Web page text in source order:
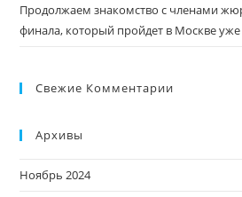
Продолжаем знакомство с членами
финала, который пройдет в Москве уже
Свежие Комментарии
Архивы
Ноябрь 2024